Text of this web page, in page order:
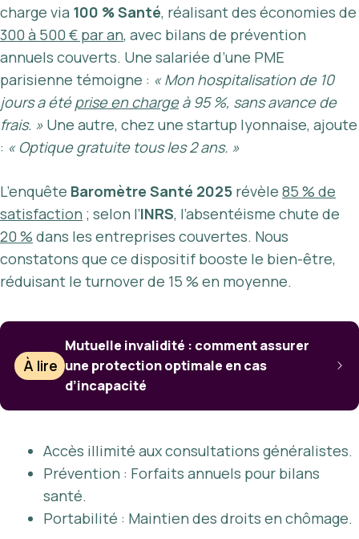
charge via 100 % Santé, réalisant des économies de
300 à 500 € par an, avec bilans de prévention
annuels couverts. Une salariée d’une PME
parisienne témoigne : « Mon hospitalisation de 10
jours a étéprise en chargeà 95 %, sans avance de
frais. » Une autre, chez une startup lyonnaise, ajoute
: « Optique gratuite tous les 2 ans. »
L’enquête Baromètre Santé 2025 révèle 85 % de
satisfaction ; selon l’INRS, l’absentéisme chute de
20 % dans les entreprises couvertes. Nous
constatons que ce dispositif booste le bien-être,
réduisant le turnover de 15 % en moyenne.
À lire
Mutuelle invalidité : comment assurer
une protection optimale en cas
d’incapacité
Accès illimité aux consultations généralistes.
Prévention : Forfaits annuels pour bilans
santé.
Portabilité : Maintien des droits en chômage.